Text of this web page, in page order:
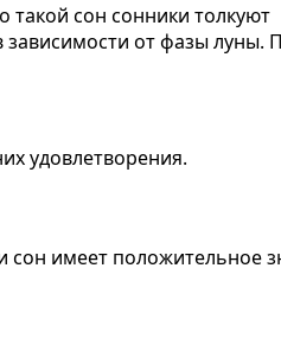
такой сон сонники толкуют
от фазы луны.
удовлетворения.
сон имеет положительное